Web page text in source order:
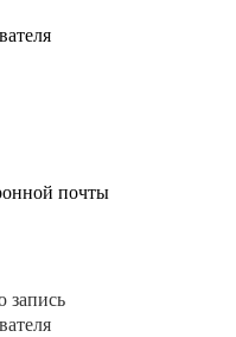
почты
запись